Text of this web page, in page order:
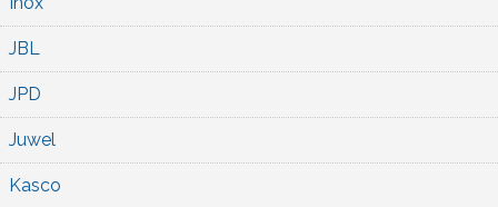
JBL
JPD
Juwel
Kasco